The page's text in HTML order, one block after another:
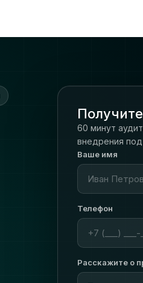
60 минут
внедрения
Ваше имя
Телефон
Расскажите о